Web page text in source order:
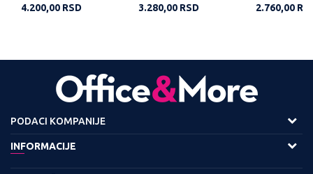
4.200,00 RSD 3.280,00 RSD 2.760,00
PODACI KOMPANIJE
Adresa :
INFORMACIJE